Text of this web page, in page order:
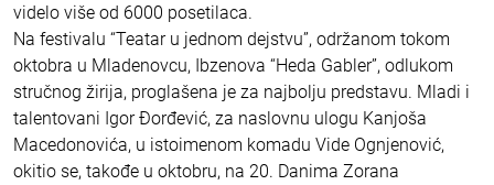
videlo više od 6000 posetilaca.
Na festivalu “Teatar u jednom dejstvu”, održanom tokom
oktobra u Mladenovcu, Ibzenova “Heda Gabler”, odlukom
stručnog žirija, proglašena je za najbolju predstavu. Mladi i
talentovani Igor Đorđević, za naslovnu ulogu Kanjoša
Macedonovića, u istoimenom komadu Vide Ognjenović,
okitio se, takođe u oktobru, na 20. Danima Zorana